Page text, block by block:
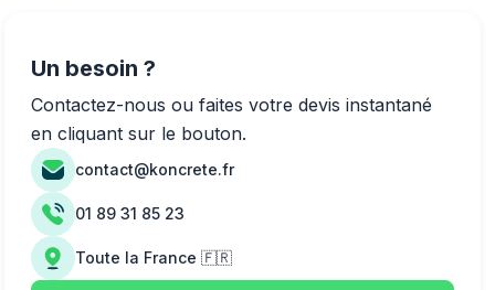
Un besoin ?
Contactez-nous ou faites votre devis instantané
en cliquant sur le bouton.
contact@koncrete.fr
01 89 31 85 23
Toute la France 🇫🇷